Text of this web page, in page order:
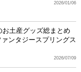
2026/01/06
お土産グッズ総まとめ
ンタジースプリングス
2026/07/09